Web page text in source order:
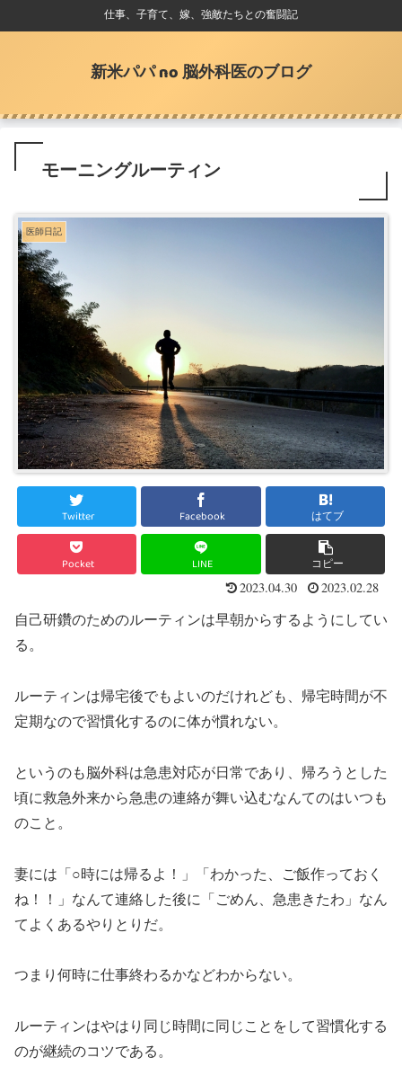
仕事、子育て、嫁、強敵たちとの奮闘記
新米パパ no 脳外科医のブログ
モーニングルーティン
医師日記
Twitter Facebook はてブ
Pocket LINE
コピー
2023.04.30
2023.02.28
自己研鑽のためのルーティンは早朝からするようにしてい
る。
ルーティンは帰宅後でもよいのだけれども、帰宅時間が不
定期なので習慣化するのに体が慣れない。
というのも脳外科は急患対応が日常であり、帰ろうとした
頃に救急外来から急患の連絡が舞い込むなんてのはいつも
のこと。
妻には「○時には帰るよ！」「わかった、ご飯作っておく
ね！！」なんて連絡した後に「ごめん、急患きたわ」なん
てよくあるやりとりだ。
つまり何時に仕事終わるかなどわからない。
ルーティンはやはり同じ時間に同じことをして習慣化する
のが継続のコツである。